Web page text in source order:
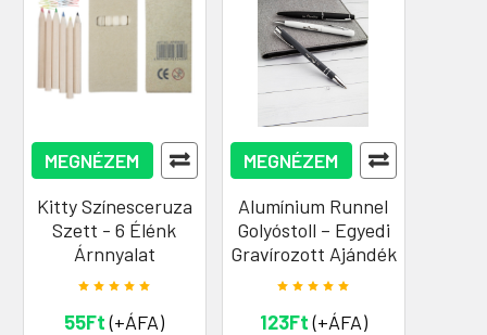
MEGNÉZEM
Kitty Színesceruza
Szett - 6 Élénk
Árnnyalat
55Ft(+ÁFA)
MEGNÉZEM
Alumínium Runnel
Golyóstoll – Egyedi
Gravírozott Ajándék
123Ft(+ÁFA)